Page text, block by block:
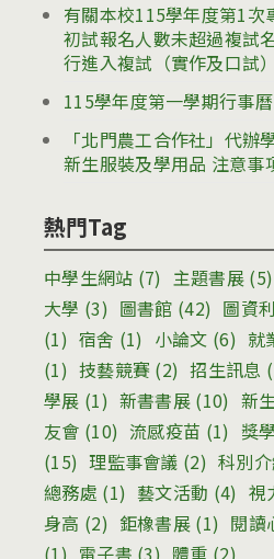
有關本校115學年度第1次
初試報名人數未超過複試
行進入複試（實作及口試
115學年度第一學期行事曆
「北門農工合作社」代辦
新生服裝及學用品 注意事
熱門Tag
中學生網站 (7) 主題書展(5)
大學 (3) 圖書館 (42) 圖資
(1) 宿舍 (1) 小論文 (6) 就
(1) 技藝競賽 (2) 招生訊息
學展 (1) 新書書展 (10) 新
友會 (10) 流感疫苗 (1) 獎
(15) 理監事會議 (2) 科別
總務處 (1) 藝文活動 (4) 視
身高 (2) 鉅橡書展 (1) 閱讀
(1) 電子書 (3) 體重 (2)